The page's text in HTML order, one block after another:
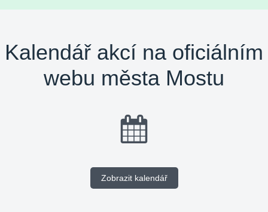
Kalendář akcí na oficiálním
webu města Mostu
Zobrazit kalendář